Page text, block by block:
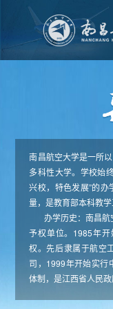
南昌航空大学是一所
多科性大学。学校始
兴校，特色发展”的
量，是教育部本科教学
办学历史：南昌航
予权单位。1985年
权。先后隶属于航空
司，1999年开始实行
体制，是江西省人民